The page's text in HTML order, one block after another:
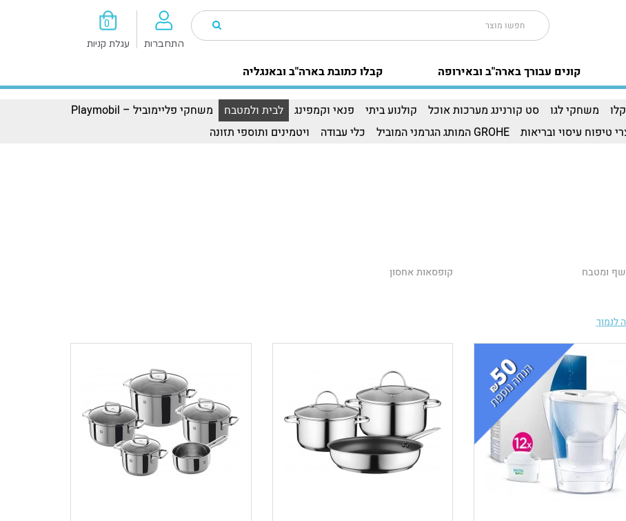
0
עגלת קניות התחברות
קבלו כתובת בארה"ב ובאנגליה קונים עבורך בארה"ב ובאירופה
משחקי לגו סט קורנינג מערכות אוכל קולנוע ביתי פנאי וקמפינג לבית ולמטבח
משחקי פליימוביל – Playmobil
טיפוח עיסוי ובריאות GROHE המותג הגרמני המוביל כלי עבודה ויטמינים ותוספי תזונה
שף ומטבח קופסאות אחסון
לנמוך